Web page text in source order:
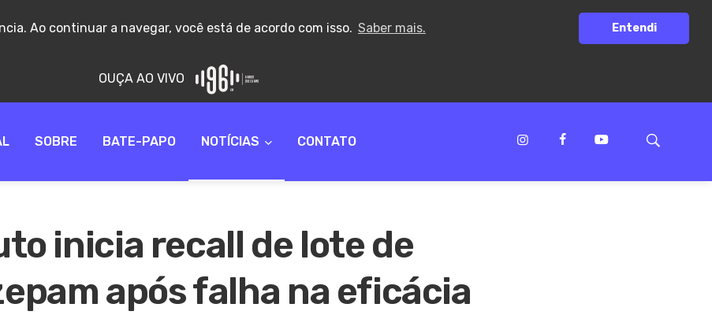
Ao continuar a navegar, você está de acordo com isso. Saber mais. Entendi
OUÇA AO VIVO
SOBRE BATE-PAPO NOTÍCIAS CONTATO
inicia recall de lote de
após falha na eficácia